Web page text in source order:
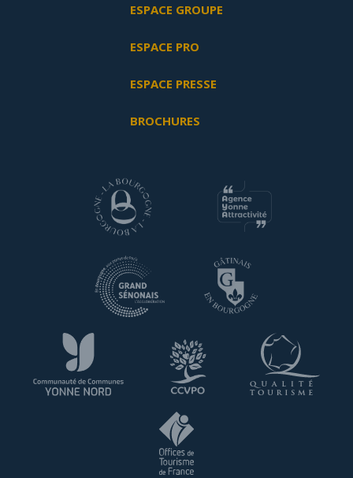
ESPACE GROUPE
ESPACE PRO
ESPACE PRESSE
BROCHURES